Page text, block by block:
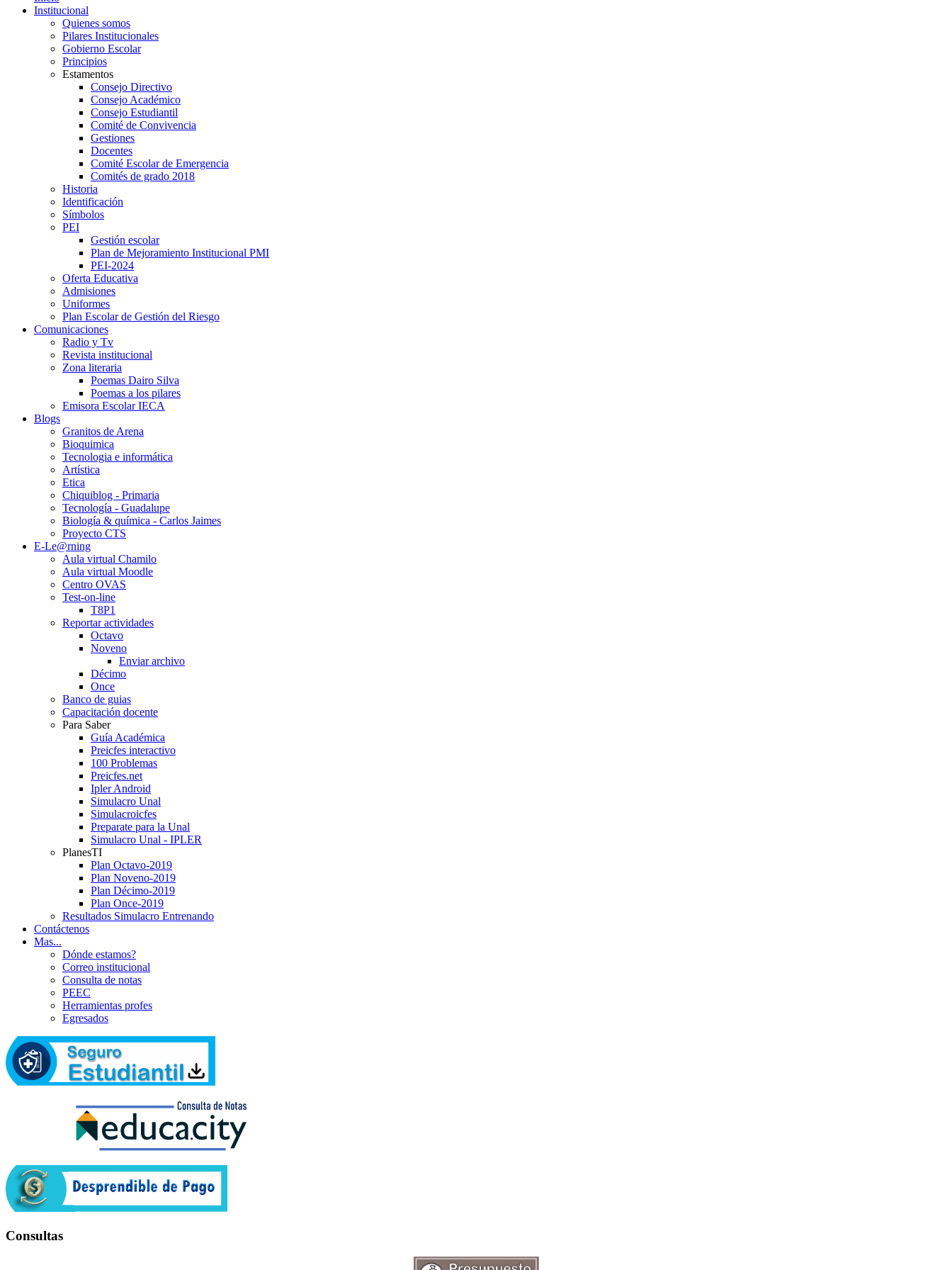
Institucional
Quienes somos
Pilares Institucionales
Gobierno Escolar
Principios
Estamentos
Consejo Directivo
Consejo Académico
Consejo Estudiantil
Comité de Convivencia
Gestiones
Docentes
Comité Escolar de Emergencia
Comités de grado 2018
Historia
Identificación
Símbolos
PEI
Gestión escolar
Plan de Mejoramiento Institucional PMI
PEI-2024
Oferta Educativa
Admisiones
Uniformes
Plan Escolar de Gestión del Riesgo
Comunicaciones
Radio y Tv
Revista institucional
Zona literaria
Poemas Dairo Silva
Poemas a los pilares
Emisora Escolar IECA
Blogs
Granitos de Arena
Bioquimica
Tecnologia e informática
Artística
Etica
Chiquiblog - Primaria
Tecnología - Guadalupe
Biología & química - Carlos Jaimes
Proyecto CTS
E-Le@rning
Aula virtual Chamilo
Aula virtual Moodle
Centro OVAS
Test-on-line
T8P1
Reportar actividades
Octavo
Noveno
Enviar archivo
Décimo
Once
Banco de guias
Capacitación docente
Para Saber
Guía Académica
Preicfes interactivo
100 Problemas
Preicfes.net
Ipler Android
Simulacro Unal
Simulacroicfes
Preparate para la Unal
Simulacro Unal - IPLER
PlanesTI
Plan Octavo-2019
Plan Noveno-2019
Plan Décimo-2019
Plan Once-2019
Resultados Simulacro Entrenando
Contáctenos
Mas...
Dónde estamos?
Correo institucional
Consulta de notas
PEEC
Herramientas profes
Egresados
Consultas